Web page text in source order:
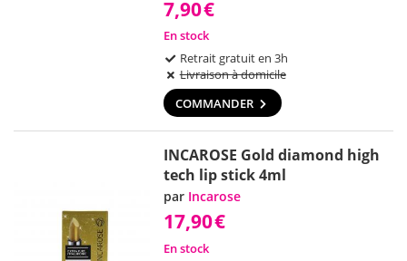
7,90€
En stock
Retrait gratuit en 3h
Livraison à domicile
COMMANDER
INCAROSE Gold diamond high
tech lip stick 4ml
par Incarose
17,90€
En stock